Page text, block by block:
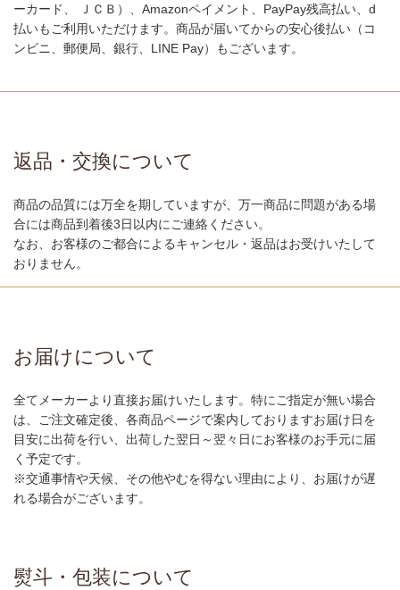
ーカード、 ＪＣＢ）、Amazonペイメント、PayPay残高払い、d
払いもご利用いただけます。商品が届いてからの安心後払い（コ
ンビニ、郵便局、銀行、LINE Pay）もございます。
返品・交換について
商品の品質には万全を期していますが、万一商品に問題がある場
合には商品到着後3日以内にご連絡ください。
なお、お客様のご都合によるキャンセル・返品はお受けいたして
おりません。
お届けについて
全てメーカーより直接お届けいたします。特にご指定が無い場合
は、ご注文確定後、各商品ページで案内しておりますお届け日を
目安に出荷を行い、出荷した翌日～翌々日にお客様のお手元に届
く予定です。
※交通事情や天候、その他やむを得ない理由により、お届けが遅
れる場合がございます。
熨斗・包装について